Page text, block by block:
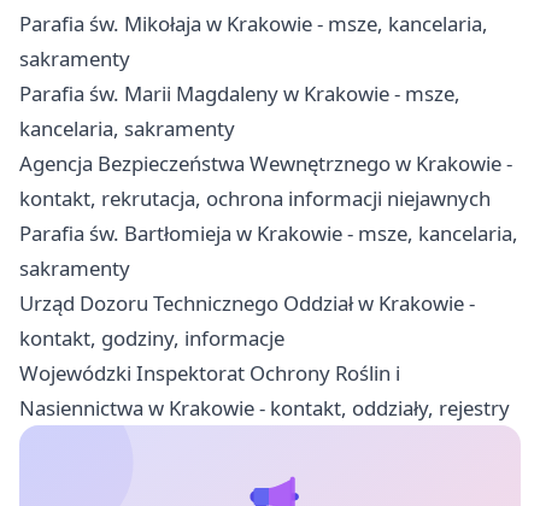
Parafia św. Mikołaja w Krakowie - msze, kancelaria,
sakramenty
Parafia św. Marii Magdaleny w Krakowie - msze,
kancelaria, sakramenty
Agencja Bezpieczeństwa Wewnętrznego w Krakowie -
kontakt, rekrutacja, ochrona informacji niejawnych
Parafia św. Bartłomieja w Krakowie - msze, kancelaria,
sakramenty
Urząd Dozoru Technicznego Oddział w Krakowie -
kontakt, godziny, informacje
Wojewódzki Inspektorat Ochrony Roślin i
Nasiennictwa w Krakowie - kontakt, oddziały, rejestry